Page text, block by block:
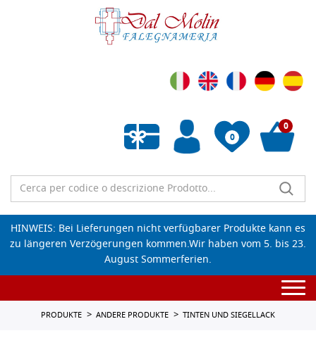
0
Wunschliste leeren
0
HINWEIS: Bei Lieferungen nicht verfügbarer Produkte kann es
zu längeren Verzögerungen kommen.Wir haben vom 5. bis 23.
August Sommerferien.
PRODUKTE ANDERE PRODUKTE TINTEN UND SIEGELLACK